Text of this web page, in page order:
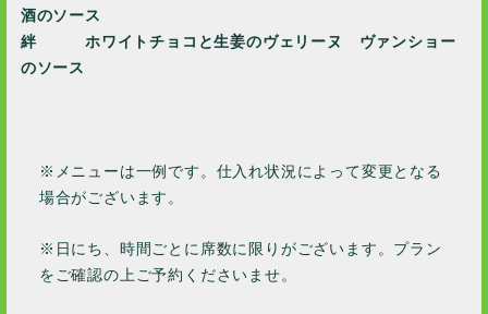
酒のソース
絆 ホワイトチョコと生姜のヴェリーヌ ヴァンショー
のソース
※メニューは一例です。仕入れ状況によって変更となる
場合がございます。
※日にち、時間ごとに席数に限りがございます。プラン
をご確認の上ご予約くださいませ。